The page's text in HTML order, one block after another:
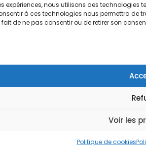
expériences, nous utilisons des
à ces technologies nous permettra de
fait de ne pas consentir ou de retirer son
Voir les
Politique de cookies